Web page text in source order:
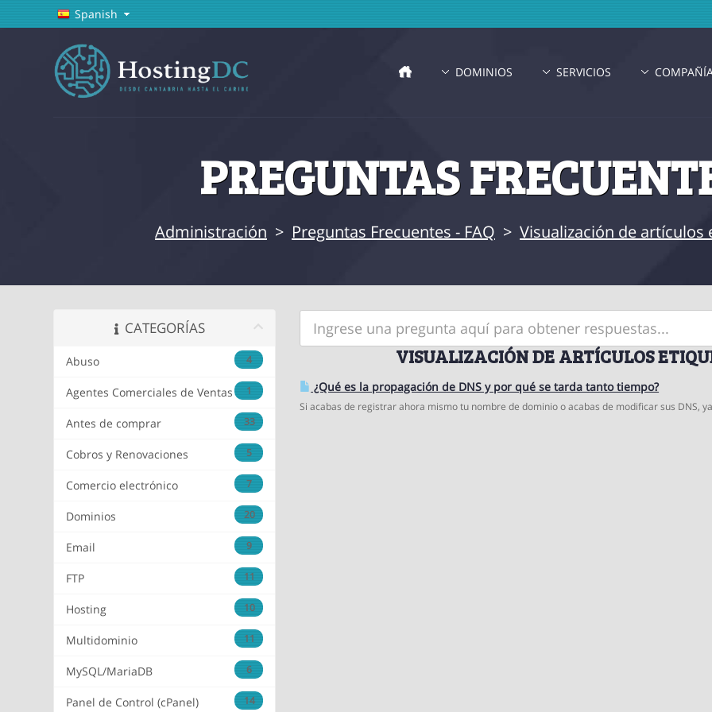
Spanish
DOMINIOS SERVICIOS
PREGUNTAS
Administración > Preguntas Frecuentes - FAQ > Visualización de artículos
CATEGORÍAS
4
Abuso
1
Agentes Comerciales de Ventas
33
Antes de comprar
5
Cobros y Renovaciones
7
Comercio electrónico
20
Dominios
9
Email
11
FTP
10
Hosting
11
Multidominio
6
MySQL/MariaDB
14
Panel de Control (cPanel)
VISUALIZACIÓN DE ARTÍCULOS
¿Qué es­ la propagación de DNS y por qué se tarda tanto tiempo?
Si acabas de registrar ahora mismo tu nombre de dominio o acabas de modificar sus DNS,